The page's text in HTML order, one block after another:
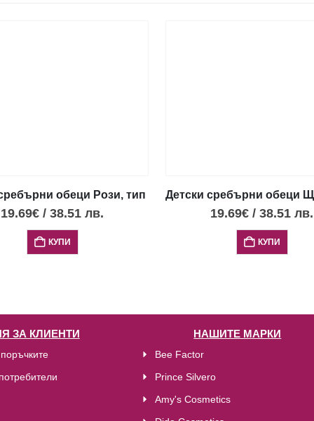
обеци Рози, тип винт
19.69€ / 38.51 лв.
КУПИ
Детски сребърни обеци
19.69€ / 38.51 лв.
КУПИ
ЗА КЛИЕНТИ НАШИТЕ МАРКИ
Bee Factor
Prince Silvero
Amy's Cosmetics